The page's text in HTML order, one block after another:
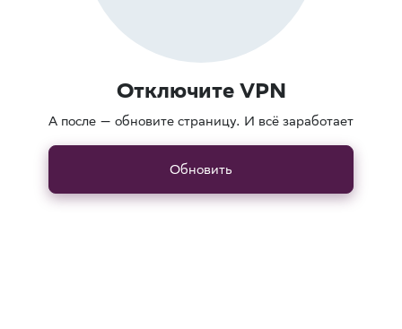
Отключите VPN
А после — обновите страницу. И всё заработает
Обновить